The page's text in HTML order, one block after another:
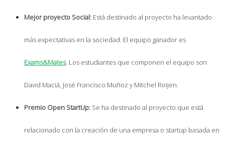
Mejor proyecto Social: Está destinado al proyecto ha levantado
más expectativas en la sociedad. El equipo ganador es
Exams&Mates. Los estudiantes que componen el equipo son
David Maciá, José Francisco Muñoz y Mitchel Roijen.
Premio Open StartUp: Se ha destinado al proyecto que está
relacionado con la creación de una empresa o startup basada en